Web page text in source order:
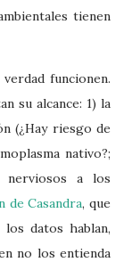
tienen
funcionen.
su alcance: 1) la
(¿Hay riesgo de
nativo?;
nerviosos a los
de Casandra, que
datos hablan,
no los entienda